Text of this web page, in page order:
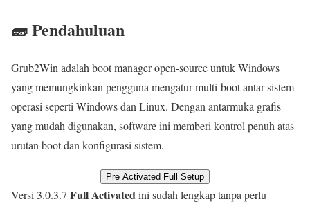
🧱 Pendahuluan
Grub2Win adalah boot manager open-source untuk Windows
yang memungkinkan pengguna mengatur multi-boot antar sistem
operasi seperti Windows dan Linux. Dengan antarmuka grafis
yang mudah digunakan, software ini memberi kontrol penuh atas
urutan boot dan konfigurasi sistem.
Pre Activated Full Setup
Versi 3.0.3.7 Full Activatedini sudah lengkap tanpa perlu